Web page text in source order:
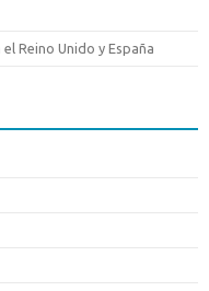
Reino Unido y España